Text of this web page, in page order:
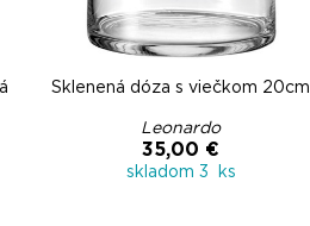
Sklenená dóza s viečkom 20cm
Leonardo
35,00 €
skladom 3 ks